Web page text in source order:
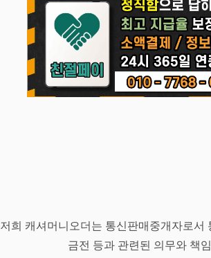
저희 캐셔머니오더는 통신판매중개자로
금전 등과 관련된 의무와 책